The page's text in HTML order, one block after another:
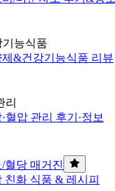
기능식품
제&건강기능식품 리뷰
리
혈압 관리 후기·정보
혈당 매거진
친화 식품 & 레시피